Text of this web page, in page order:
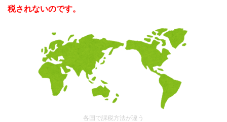
税されないのです。
各国で課税方法が違う